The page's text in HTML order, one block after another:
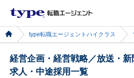
type転職エージェントハイクラス
経営企画・経営戦略／放送・新
求人・中途採用一覧